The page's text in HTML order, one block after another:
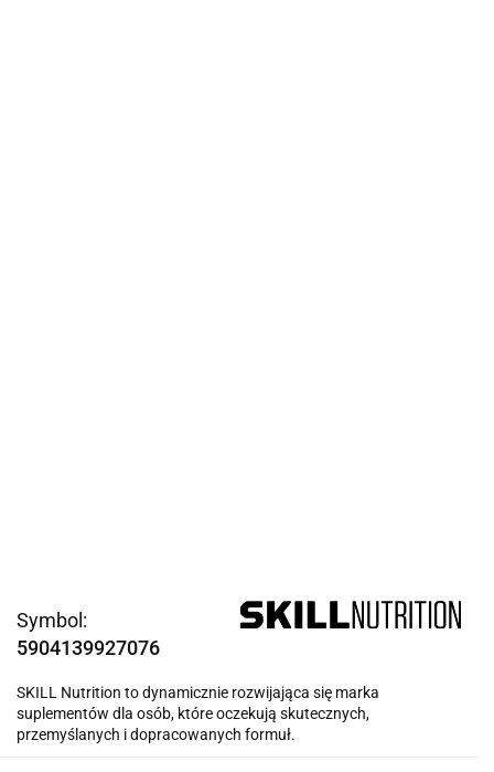
Symbol:
5904139927076
SKILL Nutrition to dynamicznie rozwijająca się marka
suplementów dla osób, które oczekują skutecznych,
przemyślanych i dopracowanych formuł.